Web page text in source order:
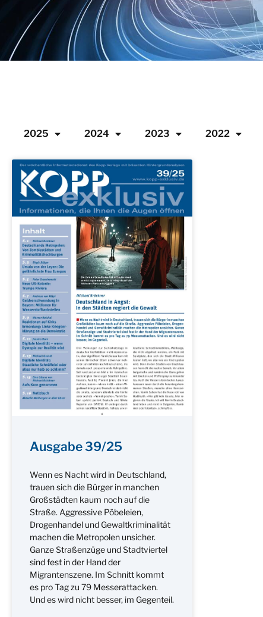
2025 2024 2023 2022
Ausgabe 39/25
Wenn es Nacht wird in Deutschland,
trauen sich die Bürger in manchen
Großstädten kaum noch auf die
Straße. Aggressive Pöbeleien,
Drogenhandel und Gewaltkriminalität
machen die Metropolen unsicher.
Ganze Straßenzüge und Stadtviertel
sind fest in der Hand der
Migrantenszene. Im Schnitt kommt
es pro Tag zu 79 Messerattacken.
Und es wird nicht besser, im Gegenteil.